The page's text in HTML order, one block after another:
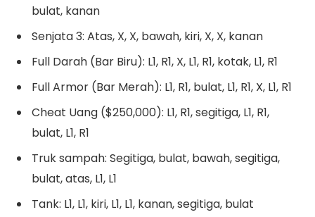
bulat, kanan
Senjata 3: Atas, X, X, bawah, kiri, X, X, kanan
Full Darah (Bar Biru): L1, R1, X, L1, R1, kotak, L1, R1
Full Armor (Bar Merah): L1, R1, bulat, L1, R1, X, L1, R1
Cheat Uang ($250,000): L1, R1, segitiga, L1, R1,
bulat, L1, R1
Truk sampah: Segitiga, bulat, bawah, segitiga,
bulat, atas, L1, L1
Tank: L1, L1, kiri, L1, L1, kanan, segitiga, bulat